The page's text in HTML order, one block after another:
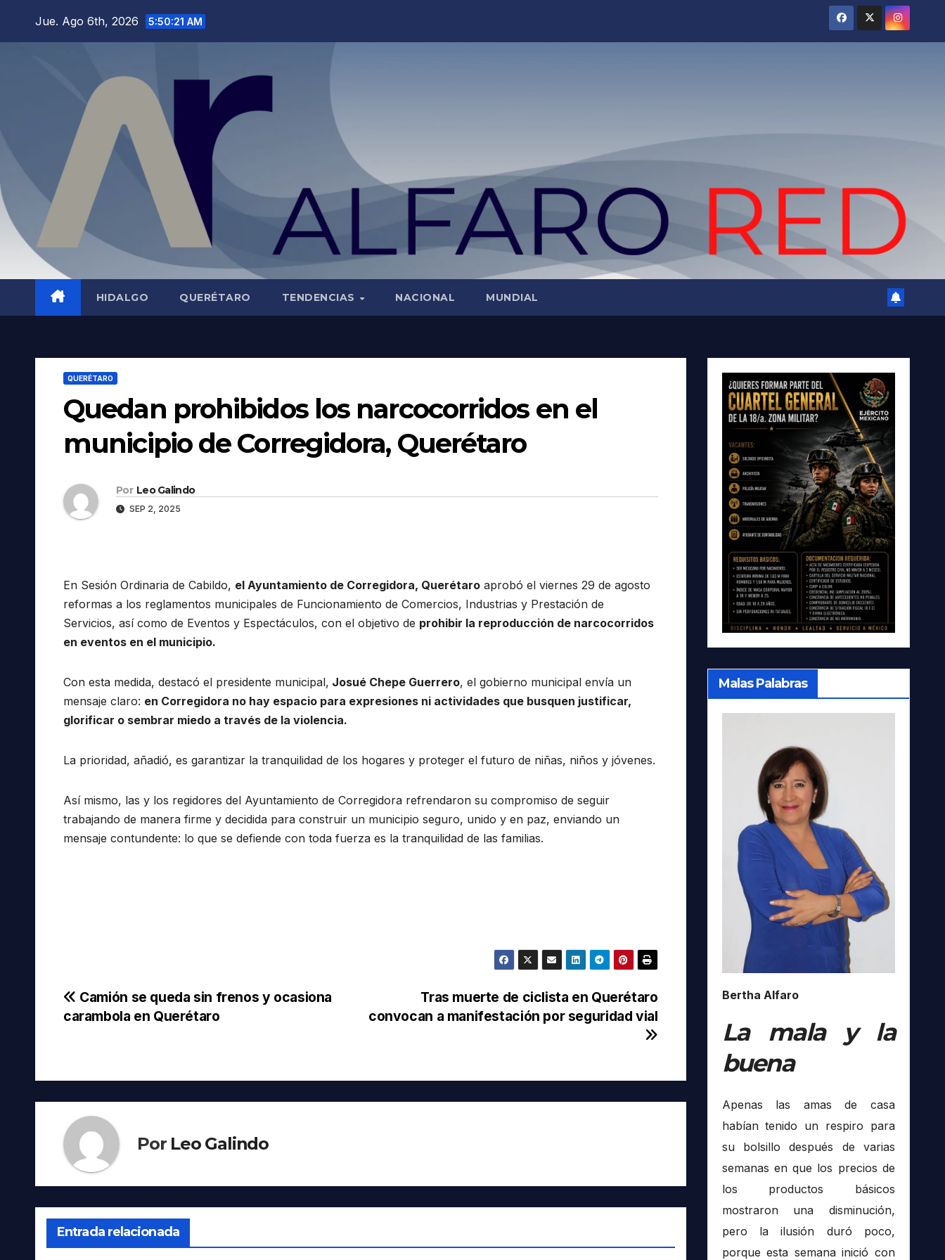
Jue. Ago 6th, 2026 5:50:22 AM
HIDALGO QUERÉTARO TENDENCIAS NACIONAL MUNDIAL
QUERÉTARO
Quedan prohibidos los narcocorridos en el
municipio de Corregidora, Querétaro
Por Leo Galindo
SEP 2, 2025
En Sesión Ordinaria de Cabildo, el Ayuntamiento de Corregidora, Querétaro aprobó el viernes 29 de agosto
reformas a los reglamentos municipales de Funcionamiento de Comercios, Industrias y Prestación de
Servicios, así como de Eventos y Espectáculos, con el objetivo de prohibir la reproducción de narcocorridos
en eventos en el municipio.
Con esta medida, destacó el presidente municipal, Josué Chepe Guerrero, el gobierno municipal envía un
mensaje claro: en Corregidora no hay espacio para expresiones ni actividades que busquen justificar,
glorificar o sembrar miedo a través de la violencia.
La prioridad, añadió, es garantizar la tranquilidad de los hogares y proteger el futuro de niñas, niños y jóvenes.
Así mismo, las y los regidores del Ayuntamiento de Corregidora refrendaron su compromiso de seguir
trabajando de manera firme y decidida para construir un municipio seguro, unido y en paz, enviando un
mensaje contundente: lo que se defiende con toda fuerza es la tranquilidad de las familias.
Navegación
Tras muerte de ciclista en Querétaro
convocan a manifestación por seguridad vial
Camión se queda sin frenos y ocasiona
carambola en Querétaro
Por Leo Galindo
Entrada relacionada
Malas Palabras
Bertha Alfaro
La mala y la
buena
Apenas las amas de casa
habían tenido un respiro para
su bolsillo después de varias
semanas en que los precios de
los productos básicos
mostraron una disminución,
pero la ilusión duró poco,
porque esta semana inició con